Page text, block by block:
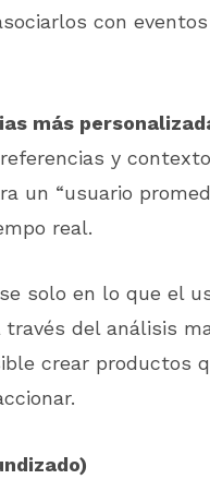
con
más
y
un “usuario
real.
solo en lo que el
través del análisis
crear productos